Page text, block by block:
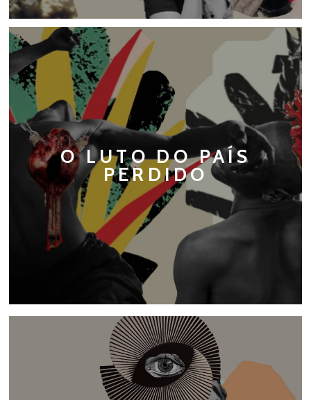
O LUTO DO PAÍS
PERDIDO